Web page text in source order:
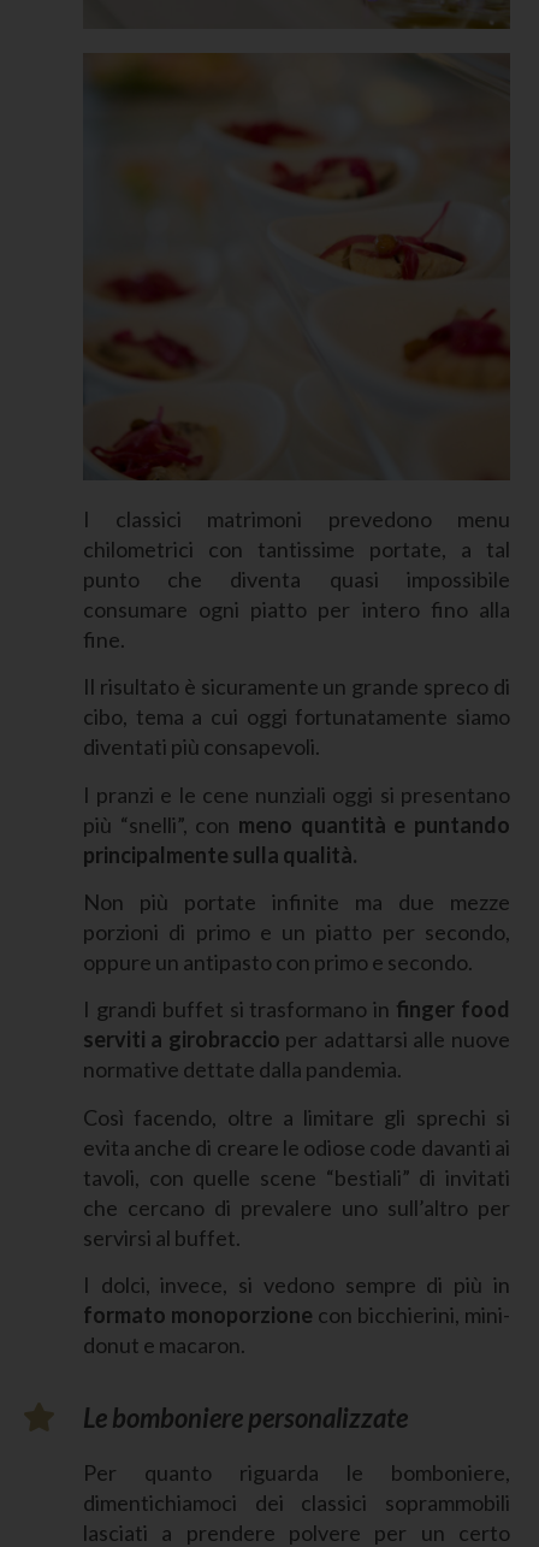
I classici matrimoni prevedono menu
chilometrici con tantissime portate, a tal
punto che diventa quasi impossibile
consumare ogni piatto per intero fino alla
fine.
Il risultato è sicuramente un grande spreco di
cibo, tema a cui oggi fortunatamente siamo
diventati più consapevoli.
I pranzi e le cene nunziali oggi si presentano
più “snelli”, con meno quantità e puntando
principalmente sulla qualità.
Non più portate infinite ma due mezze
porzioni di primo e un piatto per secondo,
oppure un antipasto con primo e secondo.
I grandi buffet si trasformano in finger food
serviti a girobraccio per adattarsi alle nuove
normative dettate dalla pandemia.
Così facendo, oltre a limitare gli sprechi si
evita anche di creare le odiose code davanti ai
tavoli, con quelle scene “bestiali” di invitati
che cercano di prevalere uno sull’altro per
servirsi al buffet.
I dolci, invece, si vedono sempre di più in
formato monoporzione con bicchierini, mini-
donut e macaron.
Le bomboniere personalizzate
Per quanto riguarda le bomboniere,
dimentichiamoci dei classici soprammobili
lasciati a prendere polvere per un certo